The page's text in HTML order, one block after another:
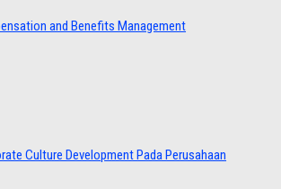
and Benefits Management
Culture Development Pada Perusahaan